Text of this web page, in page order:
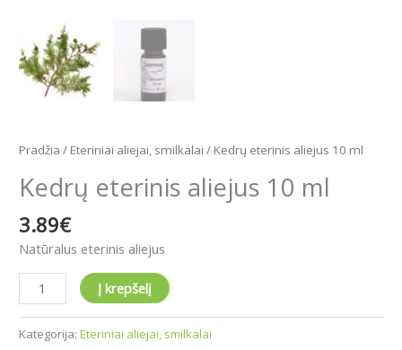
Pradžia / Eteriniai aliejai, smilkalai / Kedrų eterinis aliejus 10 ml
Kedrų eterinis aliejus 10 ml
3.89€
Natūralus eterinis aliejus
Į krepšelį
Kategorija: Eteriniai aliejai, smilkalai